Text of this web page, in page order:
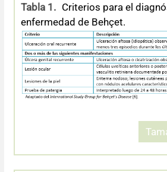
Tabla 1. Criterios para el
enfermedad de Behçet.